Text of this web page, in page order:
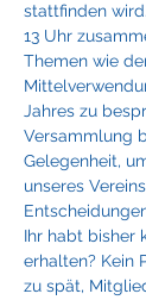
stattfinden
13 Uhr
Themen wie
Jahres zu
Versammlung
Gelegenheit,
unseres
Ihr habt bisher
erhalten? Kein
zu spät,